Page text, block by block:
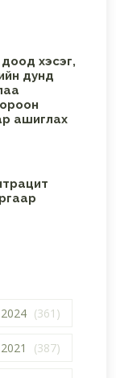
хэсэг,
дунд
ашиглах
2024 (361)
2021 (387)